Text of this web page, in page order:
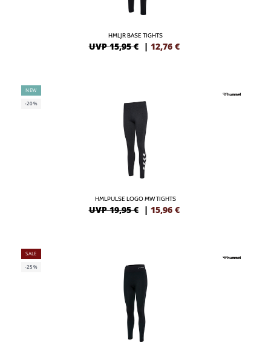
HMLJR BASE TIGHTS
UVP 15,95 € | 12,76 €
NEW
-20%
HMLPULSE LOGO MW TIGHTS
UVP 19,95 € | 15,96 €
SALE
-25%